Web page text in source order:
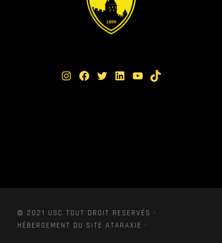
Instagram Facebook Twitter LinkedIn YouTube TikTok
© 2021 USC TOUT DROIT RESERVÉS ·
HÉBERGEMENT DU SITE ATARAXIE ·